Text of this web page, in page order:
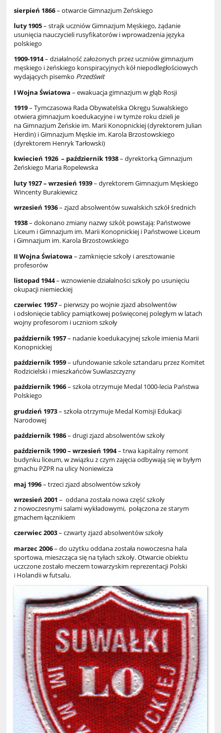
sierpień 1866– otwarcie Gimnazjum Żeńskiego
luty 1905– strajk uczniów Gimnazjum Męskiego, żądanie
usunięcia nauczycieli rusyfikatorów i wprowadzenia języka
polskiego
1909-1914– działalność założonych przez uczniów gimnazjum
męskiego i żeńskiego konspiracyjnych kół niepodległościowych
wydających pisemko Przedświt
I Wojna Światowa – ewakuacja gimnazjum w głąb Rosji
1919– Tymczasowa Rada Obywatelska Okręgu Suwalskiego
otwiera gimnazjum koedukacyjne i w tymże roku dzieli je
na Gimnazjum Żeńskie im. Marii Konopnickiej (dyrektorem Julian
Herdin) i Gimnazjum Męskie im. Karola Brzostowskiego
(dyrektorem Henryk Tarłowski)
kwiecień 1926 – październik 1938– dyrektorką Gimnazjum
Żeńskiego Maria Ropelewska
luty 1927 – wrzesień 1939– dyrektorem Gimnazjum Męskiego
Wincenty Burakiewicz
wrzesień 1936– zjazd absolwentów suwalskich szkół średnich
1938– dokonano zmiany nazwy szkół; powstają: Państwowe
Liceum i Gimnazjum im. Marii Konopnickiej i Państwowe Liceum
i Gimnazjum im. Karola Brzostowskiego
II Wojna Światowa – zamknięcie szkoły i aresztowanie
profesorów
listopad 1944– wznowienie działalności szkoły po usunięciu
okupacji niemieckiej
czerwiec 1957– pierwszy po wojnie zjazd absolwentów
i odsłonięcie tablicy pamiątkowej poświęconej poległym w latach
wojny profesorom i uczniom szkoły
październik 1957– nadanie koedukacyjnej szkole imienia Marii
Konopnickiej
październik 1959– ufundowanie szkole sztandaru przez Komitet
Rodzicielski i mieszkańców Suwlaszczyzny
październik 1966– szkoła otrzymuje Medal 1000-lecia Państwa
Polskiego
grudzień 1973– szkoła otrzymuje Medal Komisji Edukacji
Narodowej
październik 1986– drugi zjazd absolwentów szkoły
październik 1990 – wrzesień 1994– trwa kapitalny remont
budynku liceum, w związku z czym zajęcia odbywają się w byłym
gmachu PZPR na ulicy Noniewicza
maj 1996– trzeci zjazd absolwentów szkoły
wrzesień 2001 – oddana została nowa część szkoły
z nowoczesnymi salami wykładowymi, połączona ze starym
gmachem łącznikiem
czerwiec 2003– czwarty zjazd absolwentów szkoły
marzec 2006– do użytku oddana została nowoczesna hala
sportowa, mieszcząca się na tyłach szkoły. Otwarcie obiektu
uczczone zostało meczem towarzyskim reprezentacji Polski
i Holandii w futsalu.